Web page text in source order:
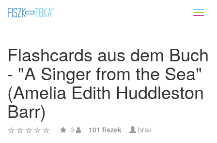
Flashcards aus dem Buch
- "A Singer from the Sea"
(Amelia Edith Huddleston
Barr)
0 101 fiszek brak